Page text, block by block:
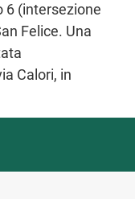
6 (intersezione
Felice. Una
Calori, in